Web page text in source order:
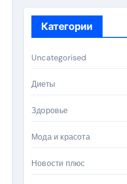
Категории
Uncategorised
Диеты
Здоровье
Мода и красота
Новости плюс